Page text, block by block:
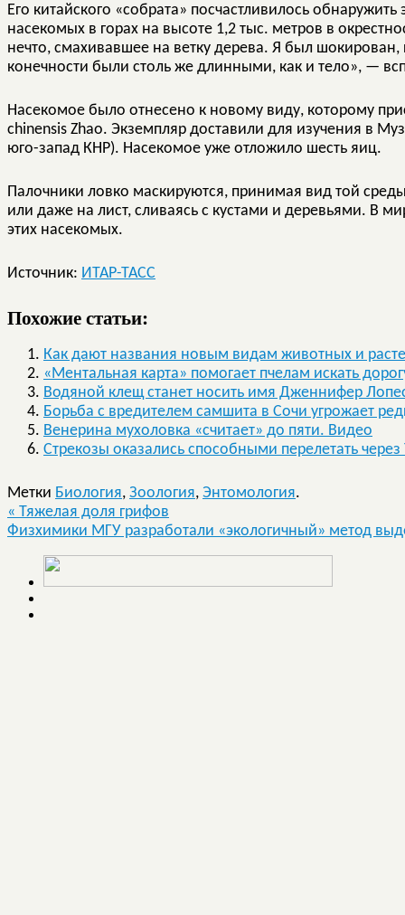
Его китайского «собрата» посчастливилось
насекомых в горах на высоте 1,2 тыс. метров в
нечто, смахивавшее на ветку дерева. Я был шокирован,
конечности были столь же длинными, как и тело», —
Насекомое было отнесено к новому виду, которому
chinensis Zhao. Экземпляр доставили для изучения в
юго-запад КНР). Насекомое уже отложило шесть яиц.
Палочники ловко маскируются, принимая вид той
или даже на лист, сливаясь с кустами и деревьями. В
этих насекомых.
Источник: ИТАР-ТАСС
Похожие статьи:
Как дают названия новым видам животных и
«Ментальная карта» помогает пчелам искать
Водяной клещ станет носить имя Дженнифер
Борьба с вредителем самшита в Сочи угрожает
Венерина мухоловка «считает» до пяти. Видео
Стрекозы оказались способными перелетать
Метки Биология, Зоология, Энтомология.
« Тяжелая доля грифов
Физхимики МГУ разработали «экологичный» метод